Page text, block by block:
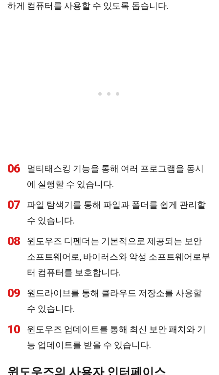
하게 컴퓨터를 사용할 수 있도록 돕습니다.
06
멀티태스킹 기능을 통해 여러 프로그램을 동시
에 실행할 수 있습니다.
07
파일 탐색기를 통해 파일과 폴더를 쉽게 관리할
수 있습니다.
08
윈도우즈 디펜더는 기본적으로 제공되는 보안
소프트웨어로, 바이러스와 악성 소프트웨어로부
터 컴퓨터를 보호합니다.
09
원드라이브를 통해 클라우드 저장소를 사용할
수 있습니다.
10
윈도우즈 업데이트를 통해 최신 보안 패치와 기
능 업데이트를 받을 수 있습니다.
윈도우즈의 사용자 인터페이스